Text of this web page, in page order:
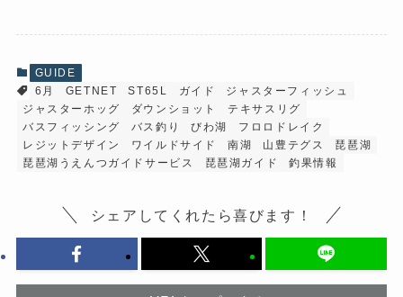
k
有
す
る
に
は
ク
リ
ッ
ク
し
で
(
新
し
い
ウ
ィ
ン
ド
ウ
す
GUIDE
6月
GETNET ST65L ガイド
ジャスターフィッシュ
ジャスターホッグ
ダウンショット
テキサスリグ
バスフィッシング
バス釣り びわ湖
フロロドレイク
レジットデザイン
ワイルドサイド 南湖 山豊テグス
琵琶湖
琵琶湖うえんつガイドサービス
琵琶湖ガイド 釣果情報
シェアしてくれたら喜びます！